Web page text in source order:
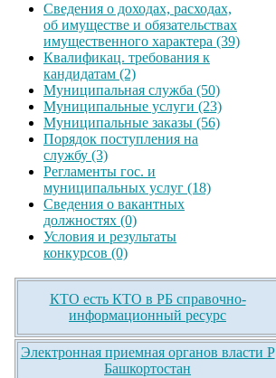
Сведения о доходах, расходах,
об имуществе и обязательствах
имущественного характера (39)
Квалификац. требования к
кандидатам (2)
Муниципальная служба (50)
Муниципальные услуги (23)
Муниципальные заказы (56)
Порядок поступления на
службу (3)
Регламенты гос. и
муниципальных услуг (18)
Сведения о вакантных
должностях (0)
Условия и результаты
конкурсов (0)
КТО есть КТО в РБ справочно-
информационный ресурс
Электронная приемная органов власти Р
Башкортостан